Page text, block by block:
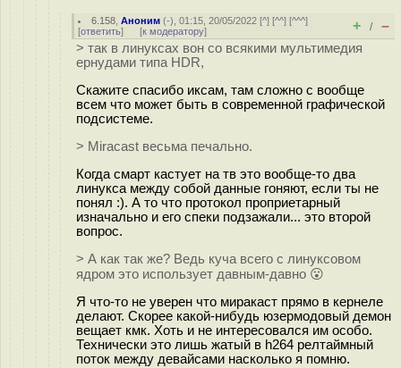
6.158 ,Аноним (-), 01:15, 20/05/2022 [^] [^^] [^^^]
[ответить] [к модератору] + / –
> так в линуксах вон со всякими мультимедия
ернудами типа HDR,
Скажите спасибо иксам, там сложно с вообще
всем что может быть в современной графической
подсистеме.
> Miracast весьма печально.
Когда смарт кастует на тв это вообще-то два
линукса между собой данные гоняют, если ты не
понял :). А то что протокол проприетарный
изначально и его спеки подзажали... это второй
вопрос.
> А как так же? Ведь куча всего с линуксовом
ядром это использует давным-давно 😮
Я что-то не уверен что миракаст прямо в кернеле
делают. Скорее какой-нибудь юзермодовый демон
вещает кмк. Хоть и не интересовался им особо.
Технически это лишь жатый в h264 релтаймный
поток между девайсами насколько я помню.